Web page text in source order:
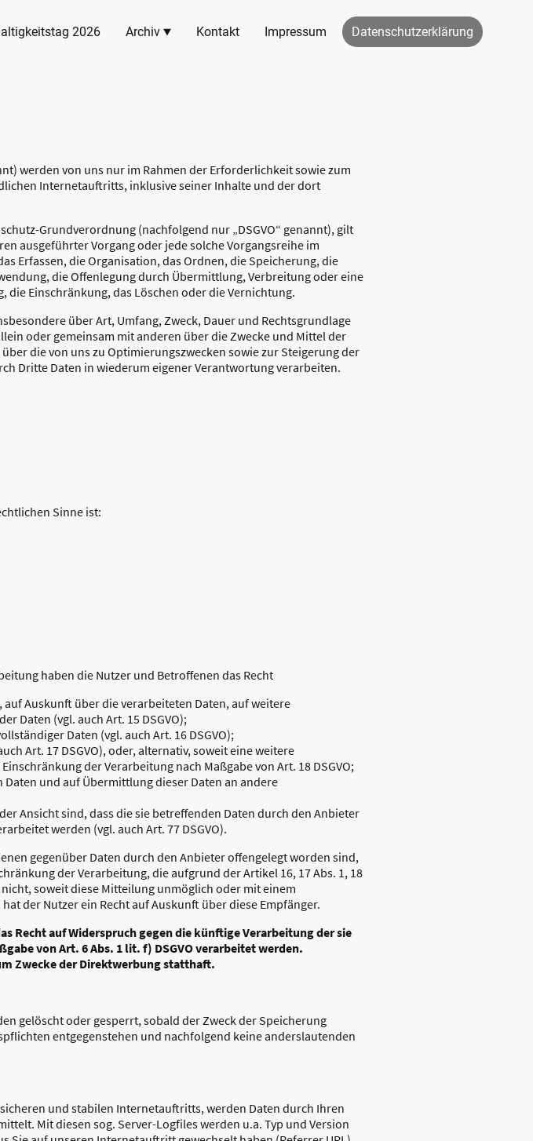
2026 Archiv Kontakt Impressum Datenschutzerklärung
werden von uns nur im Rahmen der Erforderlichkeit sowie zum
Internetauftritts, inklusive seiner Inhalte und der dort
Grundverordnung (nachfolgend nur „DSGVO“ genannt), gilt
ausgeführter Vorgang oder jede solche Vorgangsreihe im
Erfassen, die Organisation, das Ordnen, die Speicherung, die
die Offenlegung durch Übermittlung, Verbreitung oder eine
Einschränkung, das Löschen oder die Vernichtung.
über Art, Umfang, Zweck, Dauer und Rechtsgrundlage
oder gemeinsam mit anderen über die Zwecke und Mittel der
die von uns zu Optimierungszwecken sowie zur Steigerung der
Dritte Daten in wiederum eigener Verantwortung verarbeiten.
Sinne ist:
haben die Nutzer und Betroffenen das Recht
Auskunft über die verarbeiteten Daten, auf weitere
Daten (vgl. auch Art. 15 DSGVO);
Daten (vgl. auch Art. 16 DSGVO);
Art. 17 DSGVO), oder, alternativ, soweit eine weitere
der Verarbeitung nach Maßgabe von Art. 18 DSGVO;
und auf Übermittlung dieser Daten an andere
Ansicht sind, dass die sie betreffenden Daten durch den Anbieter
werden (vgl. auch Art. 77 DSGVO).
gegenüber Daten durch den Anbieter offengelegt worden sind,
der Verarbeitung, die aufgrund der Artikel 16, 17 Abs. 1, 18
soweit diese Mitteilung unmöglich oder mit einem
der Nutzer ein Recht auf Auskunft über diese Empfänger.
Recht auf Widerspruch gegen die künftige Verarbeitung der sie
von Art. 6 Abs. 1 lit. f) DSGVO verarbeitet werden.
Zwecke der Direktwerbung statthaft.
gelöscht oder gesperrt, sobald der Zweck der Speicherung
entgegenstehen und nachfolgend keine anderslautenden
und stabilen Internetauftritts, werden Daten durch Ihren
Mit diesen sog. Server-Logfiles werden u.a. Typ und Version